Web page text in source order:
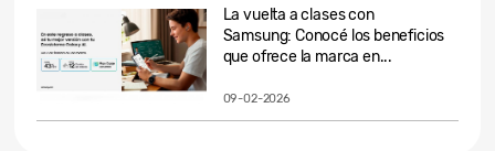
La vuelta a clases con
Samsung: Conocé los beneficios
que ofrece la marca en...
09-02-2026